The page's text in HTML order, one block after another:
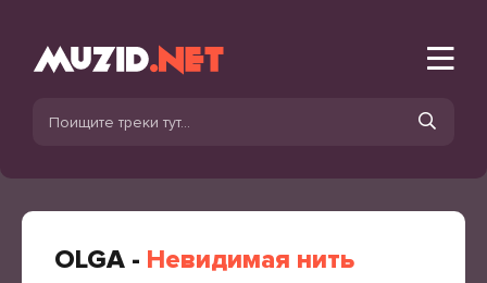
OLGA - Невидимая нить